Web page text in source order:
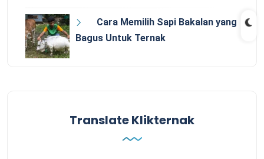
Cara Memilih Sapi Bakalan yang
Bagus Untuk Ternak
Translate Klikternak